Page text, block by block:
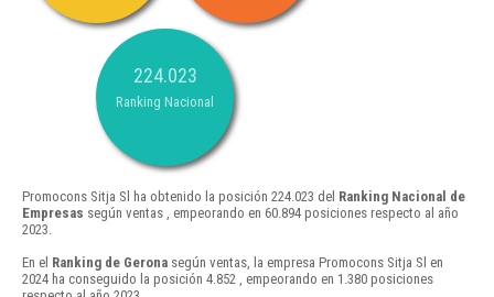
224.023
Ranking Nacional
Promocons Sitja Sl ha obtenido la posición 224.023 del Ranking Nacional de
Empresas según ventas , empeorando en 60.894 posiciones respecto al año
2023.
En el Ranking de Gerona según ventas, la empresa Promocons Sitja Sl en
2024 ha conseguido la posición 4.852 , empeorando en 1.380 posiciones